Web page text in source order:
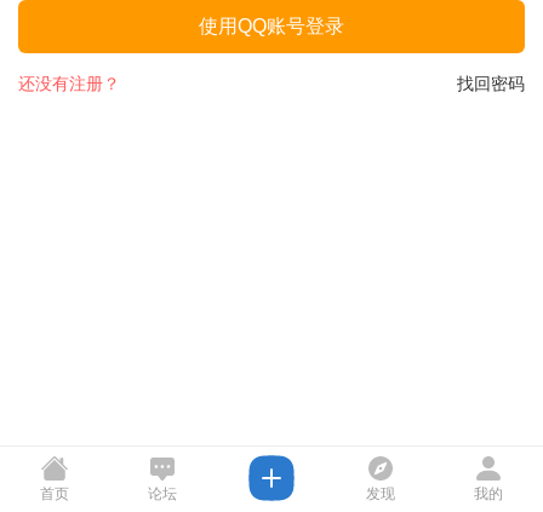
使用QQ账号登录
找回密码
还没有注册？
首页 论坛 发现 我的